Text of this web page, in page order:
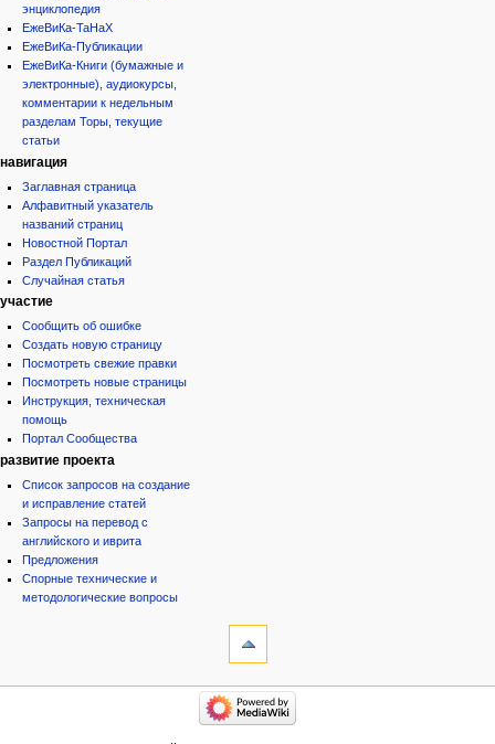
энциклопедия
ЕжеВиКа-ТаНаХ
ЕжеВиКа-Публикации
ЕжеВиКа-Книги (бумажные и
электронные), аудиокурсы,
комментарии к недельным
разделам Торы, текущие
статьи
навигация
Заглавная страница
Алфавитный указатель
названий страниц
Новостной Портал
Раздел Публикаций
Случайная статья
участие
Сообщить об ошибке
Создать новую страницу
Посмотреть свежие правки
Посмотреть новые страницы
Инструкция, техническая
помощь
Портал Сообщества
развитие проекта
Список запросов на создание
и исправление статей
Запросы на перевод с
английского и иврита
Предложения
Спорные технические и
методологические вопросы
категории